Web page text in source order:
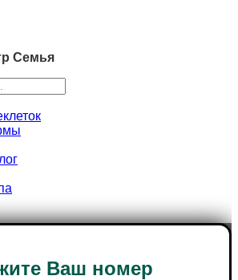
Семья
Ваш номер